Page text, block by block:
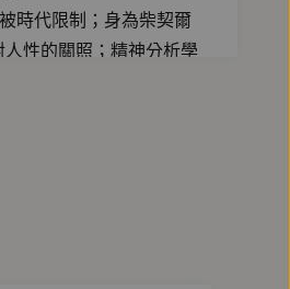
時代限制；身為柴契爾
性的關照；精神分析學